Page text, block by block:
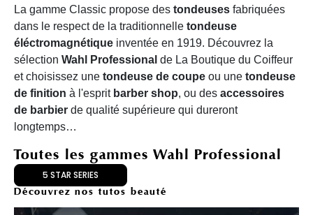
La gamme Classic propose des tondeuses fabriquées
dans le respect de la traditionnelle tondeuse
éléctromagnétique inventée en 1919. Découvrez la
sélection Wahl Professional de La Boutique du Coiffeur
et choisissez une tondeuse de coupe ou une tondeuse
de finition à l'esprit barber shop, ou des accessoires
de barbier de qualité supérieure qui dureront
longtemps…
Toutes les gammes Wahl Professional
5 STAR SERIES
Découvrez nos tutos beauté